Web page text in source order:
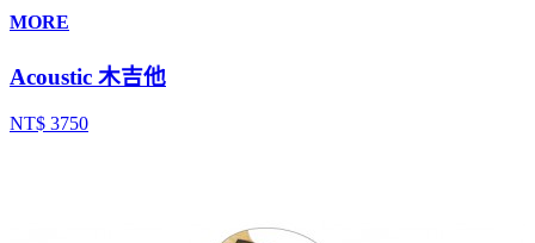
MORE
Acoustic 木吉他
NT$ 3750